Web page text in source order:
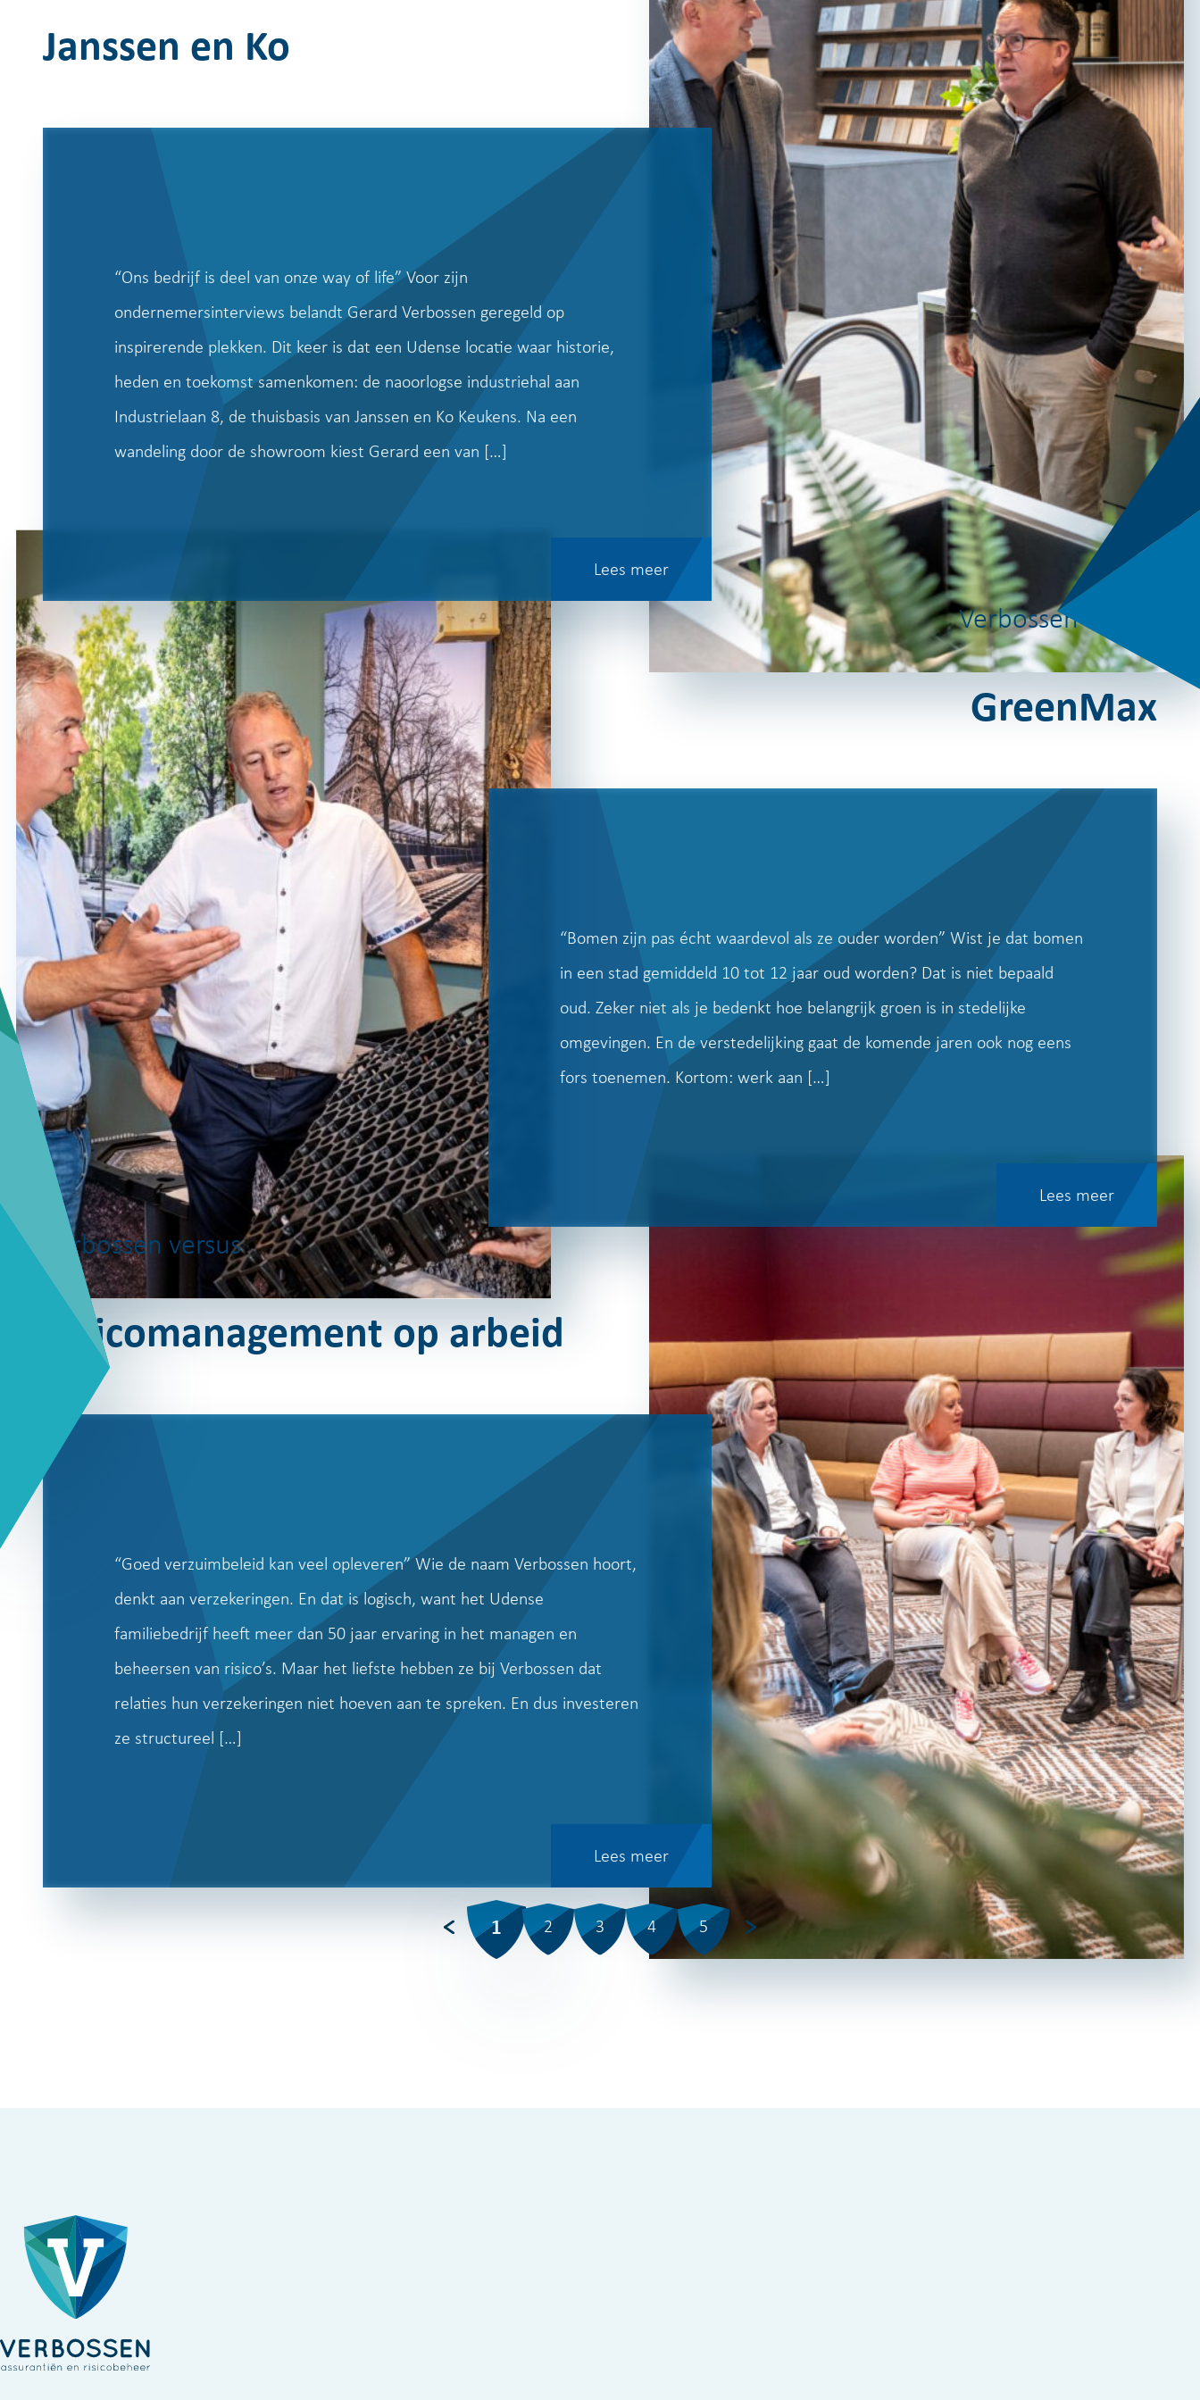
Janssen en Ko
“Ons bedrijf is deel van onze way of life” Voor zijn
ondernemersinterviews belandt Gerard Verbossen geregeld op
inspirerende plekken. Dit keer is dat een Udense locatie waar historie,
heden en toekomst samenkomen: de naoorlogse industriehal aan
Industrielaan 8, de thuisbasis van Janssen en Ko Keukens. Na een
wandeling door de showroom kiest Gerard een van […]
Lees meer
Verbossen versus
GreenMax
“Bomen zijn pas écht waardevol als ze ouder worden” Wist je dat bomen
in een stad gemiddeld 10 tot 12 jaar oud worden? Dat is niet bepaald
oud. Zeker niet als je bedenkt hoe belangrijk groen is in stedelijke
omgevingen. En de verstedelijking gaat de komende jaren ook nog eens
fors toenemen. Kortom: werk aan […]
Lees meer
Verbossen versus
Risicomanagement op arbeid
“Goed verzuimbeleid kan veel opleveren” Wie de naam Verbossen hoort,
denkt aan verzekeringen. En dat is logisch, want het Udense
familiebedrijf heeft meer dan 50 jaar ervaring in het managen en
beheersen van risico’s. Maar het liefste hebben ze bij Verbossen dat
relaties hun verzekeringen niet hoeven aan te spreken. En dus investeren
ze structureel […]
Lees meer
1 2 3 4 5